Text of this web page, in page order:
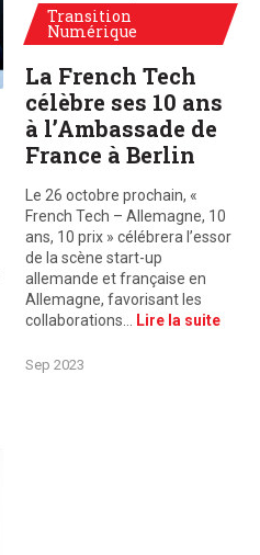
Transition
Numérique
La French Tech
célèbre ses 10 ans
à l’Ambassade de
France à Berlin
Le 26 octobre prochain, «
French Tech – Allemagne, 10
ans, 10 prix » célébrera l’essor
de la scène start-up
allemande et française en
Allemagne, favorisant les
collaborations…
Lire la suite
Sep 2023